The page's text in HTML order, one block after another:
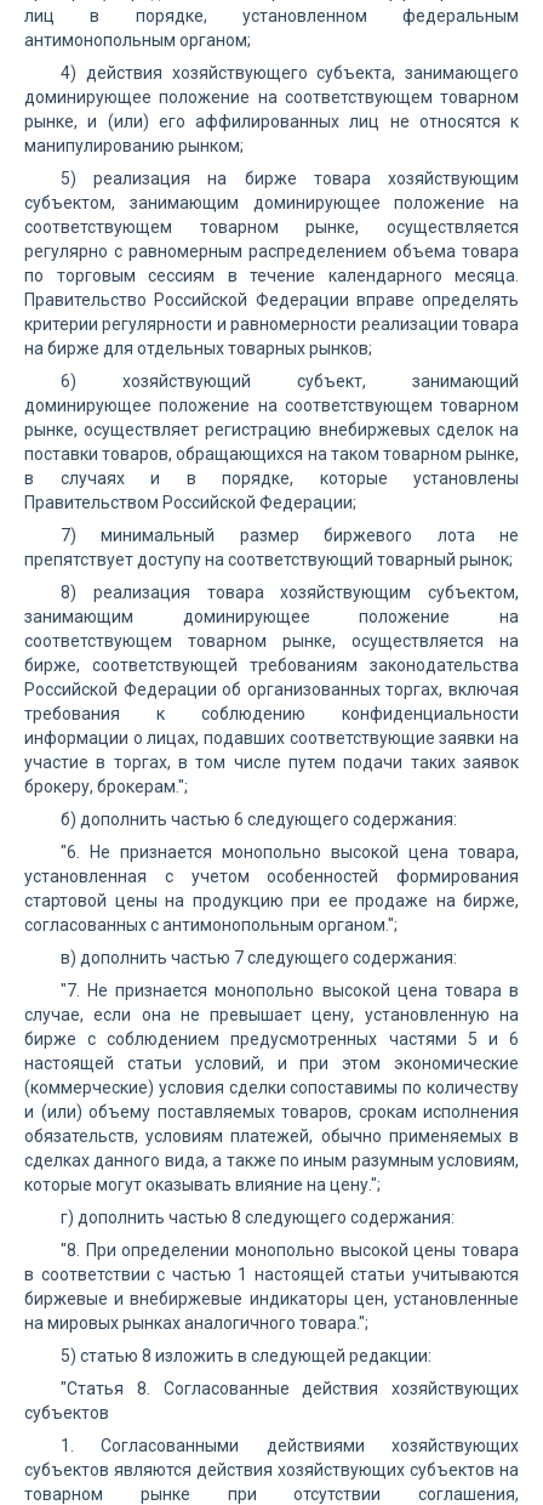
лиц в порядке, установленном федеральным
антимонопольным органом;
4) действия хозяйствующего субъекта, занимающего
доминирующее положение на соответствующем товарном
рынке, и (или) его аффилированных лиц не относятся к
манипулированию рынком;
5) реализация на бирже товара хозяйствующим
субъектом, занимающим доминирующее положение на
соответствующем товарном рынке, осуществляется
регулярно с равномерным распределением объема товара
по торговым сессиям в течение календарного месяца.
Правительство Российской Федерации вправе определять
критерии регулярности и равномерности реализации товара
на бирже для отдельных товарных рынков;
6) хозяйствующий субъект, занимающий
доминирующее положение на соответствующем товарном
рынке, осуществляет регистрацию внебиржевых сделок на
поставки товаров, обращающихся на таком товарном рынке,
в случаях и в порядке, которые установлены
Правительством Российской Федерации;
7) минимальный размер биржевого лота не
препятствует доступу на соответствующий товарный рынок;
8) реализация товара хозяйствующим субъектом,
занимающим доминирующее положение на
соответствующем товарном рынке, осуществляется на
бирже, соответствующей требованиям законодательства
Российской Федерации об организованных торгах, включая
требования к соблюдению конфиденциальности
информации о лицах, подавших соответствующие заявки на
участие в торгах, в том числе путем подачи таких заявок
брокеру, брокерам.";
б) дополнить частью 6 следующего содержания:
"6. Не признается монопольно высокой цена товара,
установленная с учетом особенностей формирования
стартовой цены на продукцию при ее продаже на бирже,
согласованных с антимонопольным органом.";
в) дополнить частью 7 следующего содержания:
"7. Не признается монопольно высокой цена товара в
случае, если она не превышает цену, установленную на
бирже с соблюдением предусмотренных частями 5 и 6
настоящей статьи условий, и при этом экономические
(коммерческие) условия сделки сопоставимы по количеству
и (или) объему поставляемых товаров, срокам исполнения
обязательств, условиям платежей, обычно применяемых в
сделках данного вида, а также по иным разумным условиям,
которые могут оказывать влияние на цену.";
г) дополнить частью 8 следующего содержания:
"8. При определении монопольно высокой цены товара
в соответствии с частью 1 настоящей статьи учитываются
биржевые и внебиржевые индикаторы цен, установленные
на мировых рынках аналогичного товара.";
5) статью 8 изложить в следующей редакции:
"Статья 8. Согласованные действия хозяйствующих
субъектов
1. Согласованными действиями хозяйствующих
субъектов являются действия хозяйствующих субъектов на
товарном рынке при отсутствии соглашения,